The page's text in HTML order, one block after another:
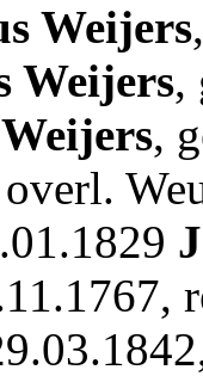
Weijers
Weijers,
,